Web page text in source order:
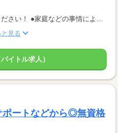
と見る
イトル求人）
ポートなどから◎無資格